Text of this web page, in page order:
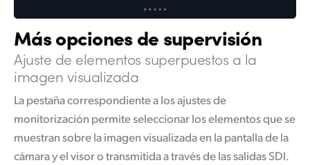
Más opciones de supervisión
Ajuste de elementos superpuestos a la
imagen visualizada
La pestaña correspondiente a los ajustes de
monitorización permite seleccionar los elementos que se
muestran sobre la imagen visualizada en la pantalla de la
cámara y el visor o transmitida a través de las salidas SDI.